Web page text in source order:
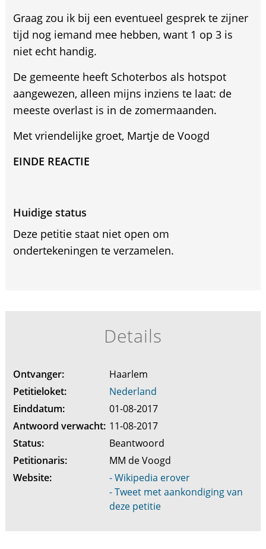
Graag zou ik bij een eventueel gesprek te zijner
tijd nog iemand mee hebben, want 1 op 3 is
niet echt handig.
De gemeente heeft Schoterbos als hotspot
aangewezen, alleen mijns inziens te laat: de
meeste overlast is in de zomermaanden.
Met vriendelijke groet, Martje de Voogd
EINDE REACTIE
Huidige status
Deze petitie staat niet open om
ondertekeningen te verzamelen.
Details
Ontvanger:
Haarlem
Petitieloket:
Nederland
Einddatum:
01-08-2017
Antwoord verwacht: 11-08-2017
Status:
Beantwoord
Petitionaris:
MM de Voogd
Website:
- Wikipedia erover
- Tweet met aankondiging van
deze petitie